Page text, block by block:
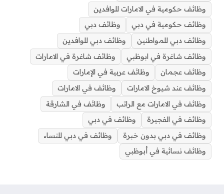
وظائف حكومية في الامارات للوافدين
وظائف حكومية في دبي
وظائف دبي
وظائف دبي للمواطنين
وظائف دبي للوافدين
وظائف شاغرة في ابوظبي
وظائف شاغرة في الامارات
وظائف عجمان
وظائف عربية في الإمارات
وظائف عند شيوخ الامارات
وظائف في الامارات
وظائف في الامارات مع الراتب
وظائف في الشارقة
وظائف في الفجيرة
وظائف في دبي
وظائف في دبي بدون خبرة
وظائف في دبي للنساء
وظائف نسائية في أبوظبي